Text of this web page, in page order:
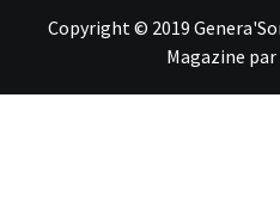
Copyright © 2019
Magazine par